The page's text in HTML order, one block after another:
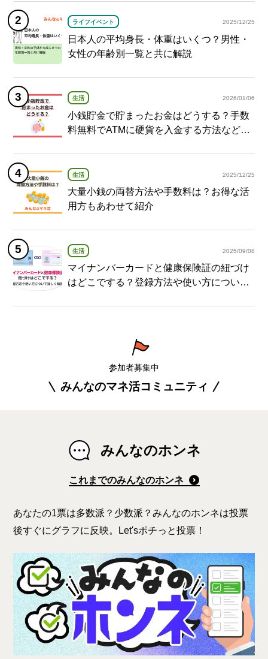
ライフイベント 2025/12/25
日本人の平均身長・体重はいくつ？男性・
女性の年齢別一覧と共に解説
生活 2026/01/06
小銭貯金で貯まったお金はどうする？手数
料無料でATMに硬貨を入金する方法など紹
生活 2025/12/25
大量小銭の両替方法や手数料は？お得な活
用方もあわせて紹介
生活 2025/09/08
マイナンバーカードと健康保険証の紐づけ
はどこでする？登録方法や使い方について
参加者募集中
みんなのマネ活コミュニティ
みんなのホンネ
これまでのみんなのホンネ
あなたの1票は多数派？少数派？みんなのホンネは投票
後すぐにグラフに反映。Let'sポチっと投票！